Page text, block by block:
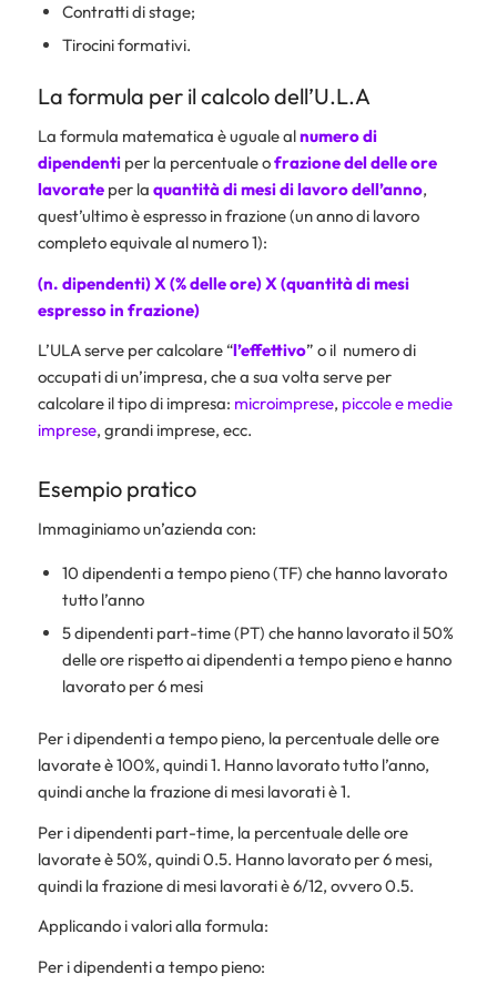
Contratti di stage;
Tirocini formativi.
La formula per il calcolo dell’U.L.A
La formula matematica è uguale alnumero di
dipendenti per la percentuale ofrazione del delle ore
lavorateper la quantità di mesi di lavoro dell’anno,
quest’ultimo è espresso in frazione (un anno di lavoro
completo equivale al numero 1):
(n. dipendenti) X (% delle ore) X (quantità di mesi
espresso in frazione)
L’ULA serve per calcolare “l’effettivo” o il numero di
occupati di un’impresa, che a sua volta serve per
calcolare il tipo di impresa: microimprese, piccole e medie
imprese, grandi imprese, ecc.
Esempio pratico
Immaginiamo un’azienda con:
10 dipendenti a tempo pieno (TF) che hanno lavorato
tutto l’anno
5 dipendenti part-time (PT) che hanno lavorato il 50%
delle ore rispetto ai dipendenti a tempo pieno e hanno
lavorato per 6 mesi
Per i dipendenti a tempo pieno, la percentuale delle ore
lavorate è 100%, quindi 1. Hanno lavorato tutto l’anno,
quindi anche la frazione di mesi lavorati è 1.
Per i dipendenti part-time, la percentuale delle ore
lavorate è 50%, quindi 0.5. Hanno lavorato per 6 mesi,
quindi la frazione di mesi lavorati è 6/12, ovvero 0.5.
Applicando i valori alla formula:
Per i dipendenti a tempo pieno: